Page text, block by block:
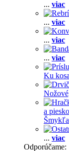
... viac
... viac
... viac
... viac
Ku
a
... viac
Odporúčame: